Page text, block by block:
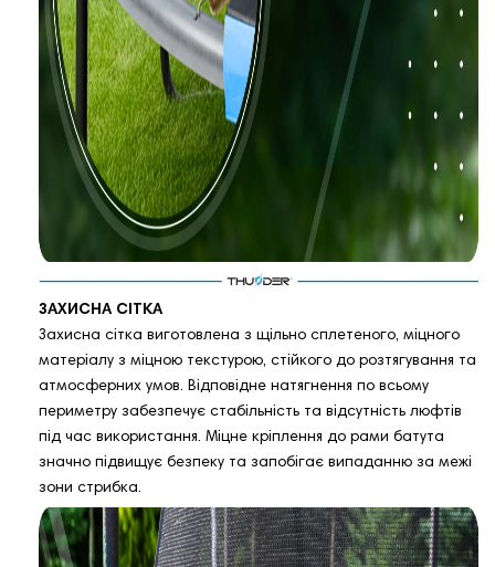
ЗАХИСНА СІТКА
Захисна сітка виготовлена з щільно сплетеного, міцного
матеріалу з міцною текстурою, стійкого до розтягування та
атмосферних умов. Відповідне натягнення по всьому
периметру забезпечує стабільність та відсутність люфтів
під час використання. Міцне кріплення до рами батута
значно підвищує безпеку та запобігає випаданню за межі
зони стрибка.